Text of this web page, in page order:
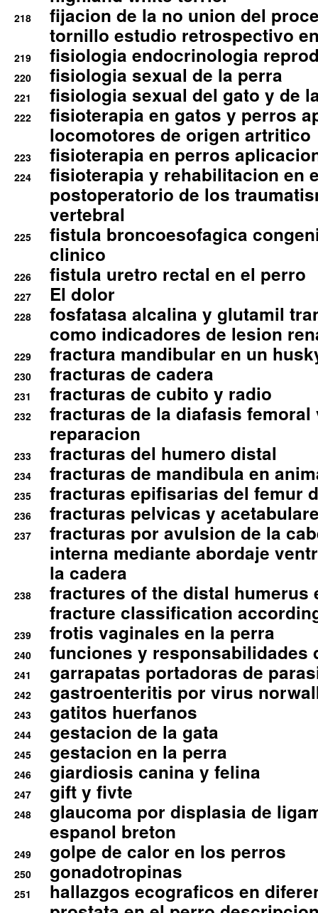
218
fijacion de la no union del
tornillo estudio retrospectivo
219 fisiologia endocrinologia
220 fisiologia sexual de la perra
221 fisiologia sexual del gato y de
222
fisioterapia en gatos y perros
locomotores de origen artritico
223 fisioterapia en perros
224
fisioterapia y rehabilitacion en
postoperatorio de los
vertebral
225
fistula broncoesofagica
clinico
226 fistula uretro rectal en el perro
227 El dolor
228
fosfatasa alcalina y glutamil
como indicadores de lesion
229 fractura mandibular en un
230 fracturas de cadera
231 fracturas de cubito y radio
232
fracturas de la diafasis
reparacion
233 fracturas del humero distal
234 fracturas de mandibula en
235 fracturas epifisarias del femur
236 fracturas pelvicas y
237
fracturas por avulsion de la
interna mediante abordaje
la cadera
238
fractures of the distal humerus
fracture classification
239 frotis vaginales en la perra
240 funciones y responsabilidades
241 garrapatas portadoras de
242 gastroenteritis por virus
243 gatitos huerfanos
244 gestacion de la gata
245 gestacion en la perra
246 giardiosis canina y felina
247 gift y fivte
248
glaucoma por displasia de
espanol breton
249 golpe de calor en los perros
250 gonadotropinas
251
hallazgos ecograficos en